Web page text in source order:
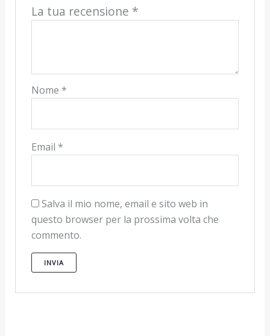
La tua recensione *
Nome *
Email *
Salva il mio nome, email e sito web in
questo browser per la prossima volta che
commento.